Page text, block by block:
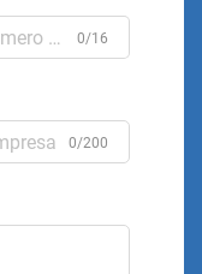
0/16
0/200